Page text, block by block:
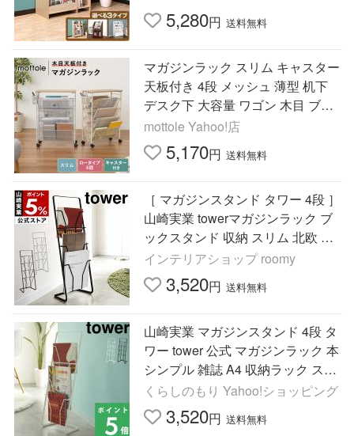
インテリア 送料無料
5,280円 送料無料
マガジンラック スリム キャスター
天板付き 4段 メッシュ 薄型 机下
デスク下 大容量 ワゴン 木目 ブッ
クスタンド 本棚 絵本 教科書 サイ
ドテーブル MTL-S024
mottole Yahoo!店
5,170円 送料無料
［ マガジンスタンド タワー 4段 ］
山崎実業 towerマガジンラック ブ
ックスタンド 収納 スリム 北欧 お
しゃれ シンプル 楽譜入れ 6512 65
13
インテリアショップ roomy
3,520円 送料無料
山崎実業 マガジンスタンド 4段 タ
ワー tower 公式 マガジンラック 本
シンプル 雑誌 A4 収納ラック スリ
ム 白 黒 6512 6513 YAMAZAKI
くらしのもり Yahoo!ショッピング
3,520円 送料無料